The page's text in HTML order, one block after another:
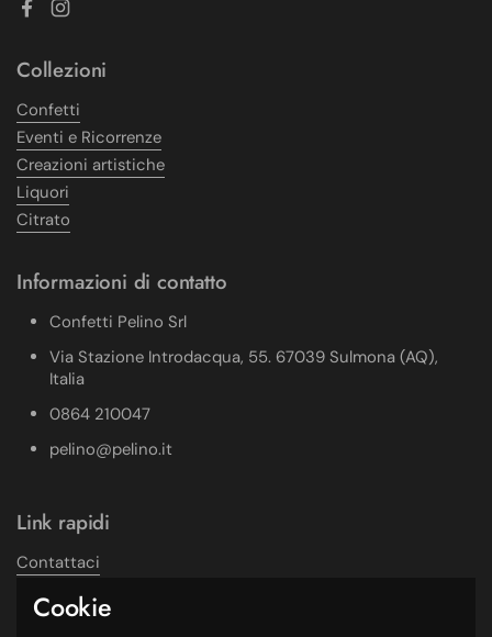
FacebookInstagram
Collezioni
Confetti
Eventi e Ricorrenze
Creazioni artistiche
Liquori
Citrato
Informazioni di contatto
Confetti Pelino Srl
Via Stazione Introdacqua, 55. 67039 Sulmona (AQ),
Italia
0864 210047
pelino@pelino.it
Link rapidi
Contattaci
Note Legali
Privacy Policy
Cookie